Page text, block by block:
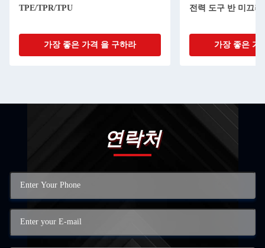
TPE/TPR/TPU
가장 좋은 가격 을 구하라
전력 도구 반 미끄러
가장 좋은 가
연락처